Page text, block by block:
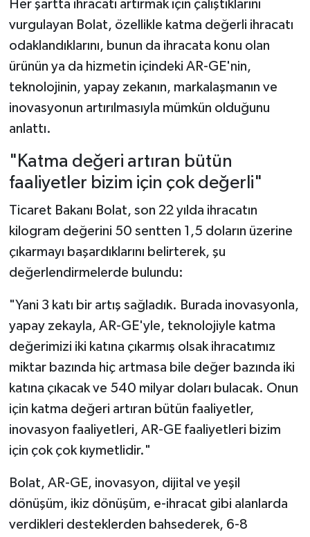
Her şartta ihracatı artırmak için çalıştıklarını
vurgulayan Bolat, özellikle katma değerli ihracatı
odaklandıklarını, bunun da ihracata konu olan
ürünün ya da hizmetin içindeki AR-GE'nin,
teknolojinin, yapay zekanın, markalaşmanın ve
inovasyonun artırılmasıyla mümkün olduğunu
anlattı.
"Katma değeri artıran bütün
faaliyetler bizim için çok değerli"
Ticaret Bakanı Bolat, son 22 yılda ihracatın
kilogram değerini 50 sentten 1,5 doların üzerine
çıkarmayı başardıklarını belirterek, şu
değerlendirmelerde bulundu:
"Yani 3 katı bir artış sağladık. Burada inovasyonla,
yapay zekayla, AR-GE'yle, teknolojiyle katma
değerimizi iki katına çıkarmış olsak ihracatımız
miktar bazında hiç artmasa bile değer bazında iki
katına çıkacak ve 540 milyar doları bulacak. Onun
için katma değeri artıran bütün faaliyetler,
inovasyon faaliyetleri, AR-GE faaliyetleri bizim
için çok çok kıymetlidir."
Bolat, AR-GE, inovasyon, dijital ve yeşil
dönüşüm, ikiz dönüşüm, e-ihracat gibi alanlarda
verdikleri desteklerden bahsederek, 6-8